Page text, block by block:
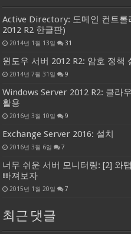
Active Directory: 도메인 컨트롤
2012 R2 한글판)
2014년 1월 13일 31
윈도우 서버 2012 R2: 암호 정책
2014년 7월 31일 9
Windows Server 2012 R2: 클라
활용
2016년 3월 10일 9
Exchange Server 2016: 설치
2016년 3월 6일 7
너무 쉬운 서버 모니터링: [2] 와
빠져보자
2015년 1월 20일 7
최근 댓글